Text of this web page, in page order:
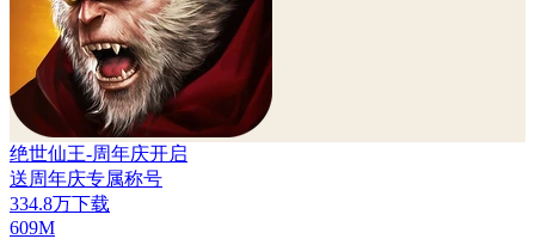
绝世仙王-周年庆开启
送周年庆专属称号
334.8万下载
609M